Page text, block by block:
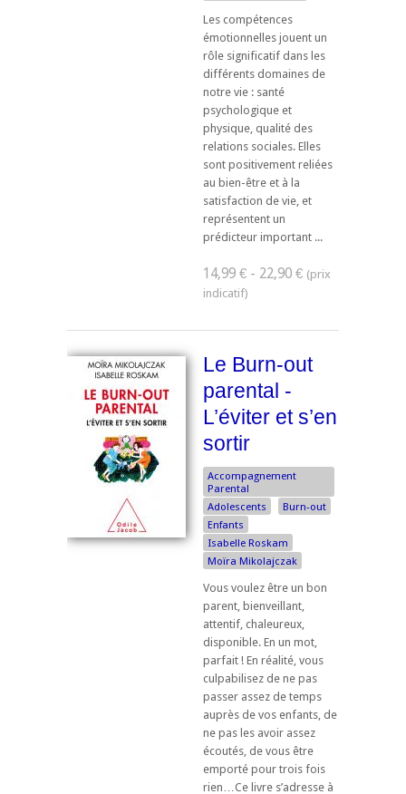
Les compétences
émotionnelles jouent un
rôle significatif dans les
différents domaines de
notre vie : santé
psychologique et
physique, qualité des
relations sociales. Elles
sont positivement reliées
au bien-être et à la
satisfaction de vie, et
représentent un
prédicteur important ...
14,99 € - 22,90 €
Le Burn-out
parental -
L’éviter et s’en
sortir
Accompagnement
Parental
Adolescents
Burn-out
Enfants
Isabelle Roskam
Moïra Mikolajczak
Vous voulez être un bon
parent, bienveillant,
attentif, chaleureux,
disponible. En un mot,
parfait ! En réalité, vous
culpabilisez de ne pas
passer assez de temps
auprès de vos enfants, de
ne pas les avoir assez
écoutés, de vous être
emporté pour trois fois
rien…Ce livre s’adresse à